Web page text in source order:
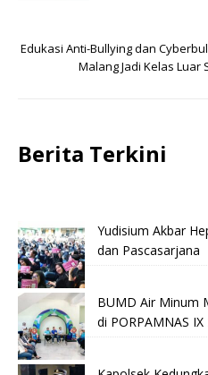
Edukasi Anti-Bullying dan
Malang Jadi Kelas Luar
Berita Terkini
Yudisium Akbar
dan Pascasarjana
BUMD Air Minum
di PORPAMNAS IX